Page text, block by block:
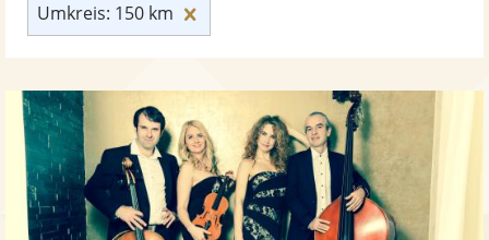
Umkreis: 150 km